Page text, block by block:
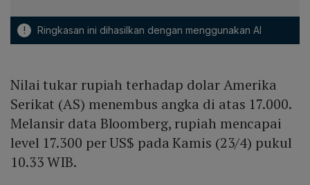
! Ringkasan ini dihasilkan dengan menggunakan AI
Nilai tukar rupiah terhadap dolar Amerika
Serikat (AS) menembus angka di atas 17.000.
Melansir data Bloomberg, rupiah mencapai
level 17.300 per US$ pada Kamis (23/4) pukul
10.33 WIB.